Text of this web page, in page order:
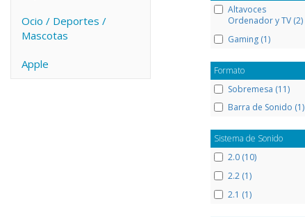
Ocio / Deportes /
Mascotas
Apple
Altavoces
Ordenador y TV (2)
Gaming (1)
Formato
Sobremesa (11)
Barra de Sonido (1)
Sistema de Sonido
2.0 (10)
2.2 (1)
2.1 (1)